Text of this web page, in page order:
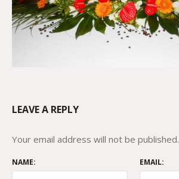
LEAVE A REPLY
Your email address will not be published.
NAME: EMAIL: